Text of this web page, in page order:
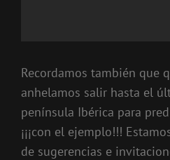
Recordamos también que
anhelamos salir hasta el
península Ibérica para
¡¡¡con el ejemplo!!!
de sugerencias e